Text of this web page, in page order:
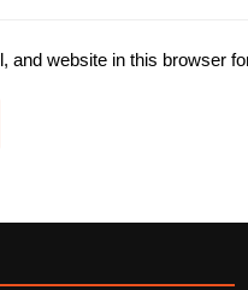
and website in this browser